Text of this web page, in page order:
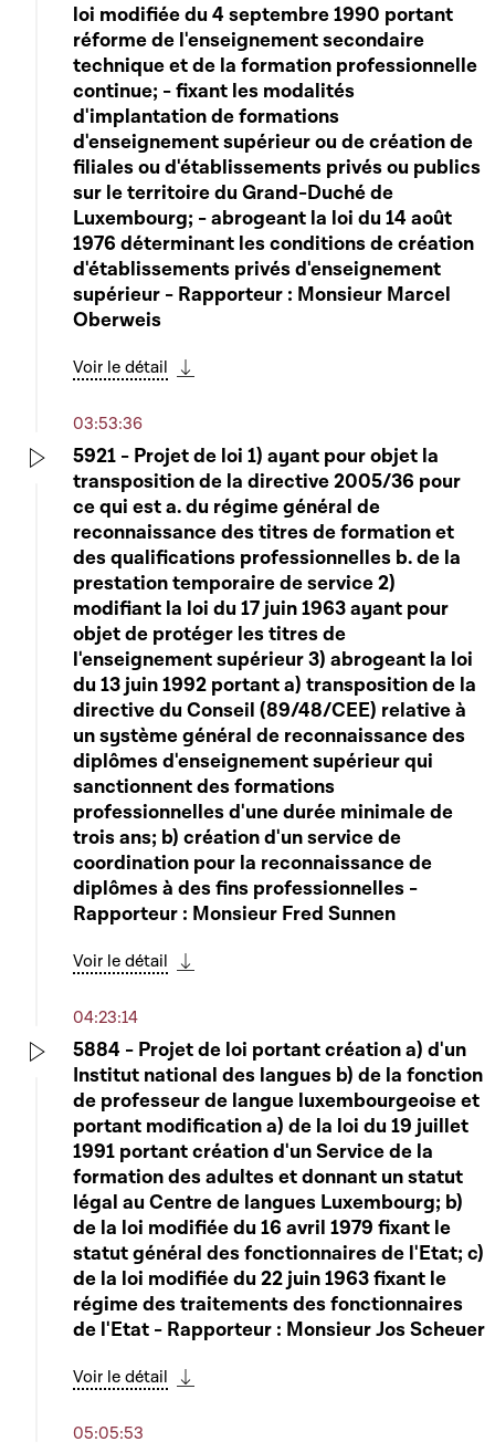
loi modifiée du 4 septembre 1990 portant
réforme de l'enseignement secondaire
technique et de la formation professionnelle
continue; - fixant les modalités
d'implantation de formations
d'enseignement supérieur ou de création de
filiales ou d'établissements privés ou publics
sur le territoire du Grand-Duché de
Luxembourg; - abrogeant la loi du 14 août
1976 déterminant les conditions de création
d'établissements privés d'enseignement
supérieur - Rapporteur : Monsieur Marcel
Oberweis
Voir le détail
03:53:36
5921 - Projet de loi 1) ayant pour objet la
transposition de la directive 2005/36 pour
ce qui est a. du régime général de
reconnaissance des titres de formation et
des qualifications professionnelles b. de la
prestation temporaire de service 2)
modifiant la loi du 17 juin 1963 ayant pour
objet de protéger les titres de
l'enseignement supérieur 3) abrogeant la loi
du 13 juin 1992 portant a) transposition de la
directive du Conseil (89/48/CEE) relative à
un système général de reconnaissance des
diplômes d'enseignement supérieur qui
sanctionnent des formations
professionnelles d'une durée minimale de
trois ans; b) création d'un service de
coordination pour la reconnaissance de
diplômes à des fins professionnelles -
Rapporteur : Monsieur Fred Sunnen
Voir le détail
04:23:14
5884 - Projet de loi portant création a) d'un
Institut national des langues b) de la fonction
de professeur de langue luxembourgeoise et
portant modification a) de la loi du 19 juillet
1991 portant création d'un Service de la
formation des adultes et donnant un statut
légal au Centre de langues Luxembourg; b)
de la loi modifiée du 16 avril 1979 fixant le
statut général des fonctionnaires de l'Etat; c)
de la loi modifiée du 22 juin 1963 fixant le
régime des traitements des fonctionnaires
de l'Etat - Rapporteur : Monsieur Jos Scheuer
Voir le détail
05:05:53